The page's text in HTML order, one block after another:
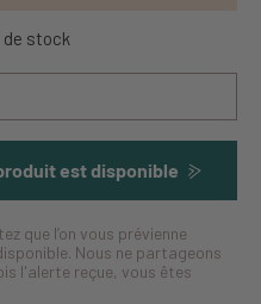
de stock
est disponible
que l’on vous prévienne
Nous ne partageons
l'alerte reçue, vous êtes